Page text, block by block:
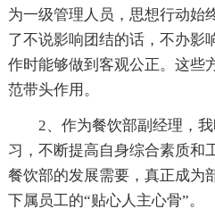
为一级管理人员，思想行动始
了不说影响团结的话，不办影
作时能够做到客观公正。这些
范带头作用。
2、作为餐饮部副经理，
习，不断提高自身综合素质和
餐饮部的发展需要，真正成为
下属员工的“贴心人主心骨”。